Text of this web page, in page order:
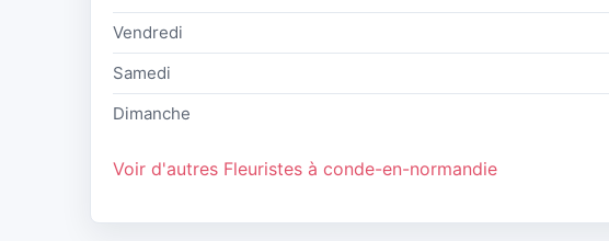
Vendredi
Samedi
Dimanche
Voir d'autres Fleuristes à conde-en-normandie